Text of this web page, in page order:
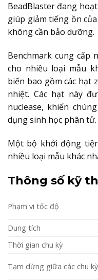
BeadBlaster đang
giúp giảm tiếng ồn
không cần bảo dưỡng.
Benchmark cung cấp
cho nhiều loại mẫu
biến bao gồm các hạt
nhiệt. Các hạt này
nuclease, khiến
dụng sinh học phân tử.
Một bộ khởi động
nhiều loại mẫu khác
Thông số kỹ
Phạm vi tốc độ
Dung tích
Thời gian chu kỳ
Tạm dừng giữa các chu kỳ